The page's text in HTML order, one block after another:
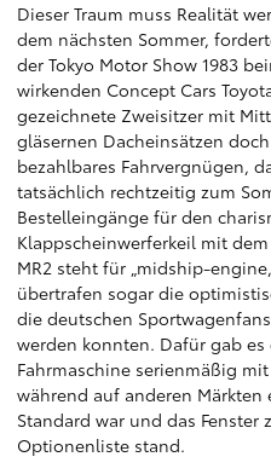
Dieser Traum muss Realität
dem nächsten Sommer,
der Tokyo Motor Show 1983
wirkenden Concept Cars
gezeichnete Zweisitzer mit
gläsernen Dacheinsätzen
bezahlbares Fahrvergnügen,
tatsächlich rechtzeitig zum
Bestelleingänge für den
Klappscheinwerferkeil mit
MR2 steht für „midship-
übertrafen sogar die
die deutschen
werden konnten. Dafür gab es
Fahrmaschine serienmäßig
während auf anderen Märkten
Standard war und das
Optionenliste stand.